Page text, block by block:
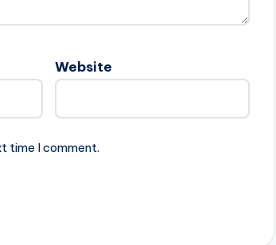
Website
time I comment.